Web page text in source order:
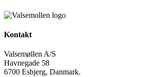
Kontakt
Valsemøllen A/S
Havnegade 58
6700 Esbjerg, Danmark.